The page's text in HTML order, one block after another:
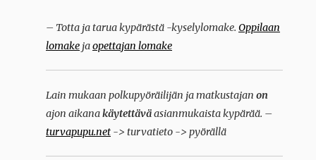
– Totta ja tarua kypärästä -kyselylomake. Oppilaan
lomake jaopettajan lomake
Lain mukaan polkupyöräilijän ja matkustajan on
ajon aikanakäytettäväasianmukaista kypärää. –
turvapupu.net -> turvatieto -> pyörällä